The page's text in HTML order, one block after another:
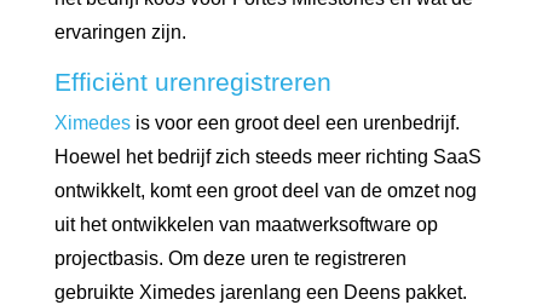
ervaringen zijn.
Efficiënt urenregistreren
Ximedesis voor een groot deel een urenbedrijf.
Hoewel het bedrijf zich steeds meer richting SaaS
ontwikkelt, komt een groot deel van de omzet nog
uit het ontwikkelen van maatwerksoftware op
projectbasis. Om deze uren te registreren
gebruikte Ximedes jarenlang een Deens pakket.